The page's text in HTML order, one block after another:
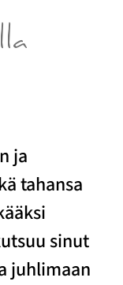
ja
tahansa
sinut
juhlimaan